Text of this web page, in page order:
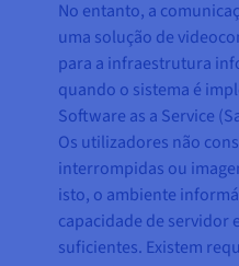
No entanto, a
uma solução de
para a infraestrutura
quando o sistema é
Software as a Service
Os utilizadores não
interrompidas ou
isto, o ambiente
capacidade de servidor
suficientes. Existem